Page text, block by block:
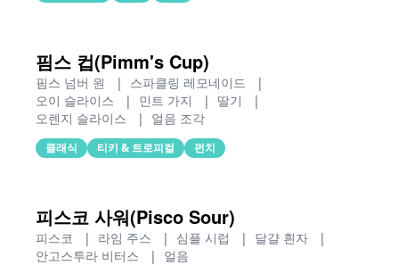
핌스 컵(Pimm's Cup)
핌스 넘버 원 | 스파클링 레모네이드
|
오이 슬라이스
| 민트 가지 | 딸기
|
오렌지 슬라이스
| 얼음 조각
클래식 티키 & 트로피컬 펀치
피스코 사워(Pisco Sour)
피스코 | 라임 주스 | 심플 시럽 | 달걀 흰자
|
안고스투라 비터스
| 얼음